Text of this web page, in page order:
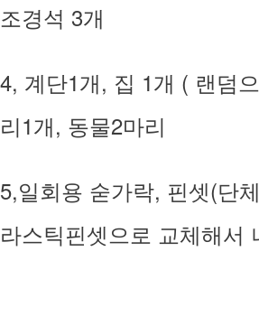
조경석 3개
4, 계단1개, 집 1개 ( 랜덤
리1개, 동물2마리
5,일회용 숟가락, 핀셋(단
라스틱핀셋으로 교체해서